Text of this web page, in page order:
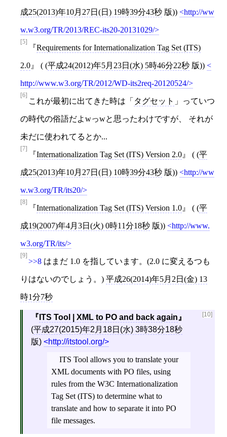
成25(2013)年10月27日(日) 19時39分43秒 版)) http://ww
w.w3.org/TR/2013/REC-its20-20131029/
[5]
Requirements for Internationalization Tag Set (ITS)
2.0 ( (平成24(2012)年5月23日(水) 5時46分22秒 版))
http://www.w3.org/TR/2012/WD-its2req-20120524/
[6]
これが最初に出てきた時は「 タグセット 」っていつ
の時代の俗語だよwっwと思ったわけですが、 それが
未だに使われてるとか...
[7]
Internationalization Tag Set (ITS) Version 2.0 ( (平
成25(2013)年10月27日(日) 10時39分43秒 版)) http://ww
w.w3.org/TR/its20/
[8]
Internationalization Tag Set (ITS) Version 1.0 ( (平
成19(2007)年4月3日(火) 0時11分18秒 版)) http://www.
w3.org/TR/its/
[9]
>>8 はまだ 1.0 を指しています。(2.0 に変えるつも
りはないのでしょう。) 平成26(2014)年5月2日(金) 13
時1分7秒
[10]
ITS Tool | XML to PO and back again
(平成27(2015)年2月18日(水) 3時38分18秒
版)
http://itstool.org/
ITS Tool allows you to translate your
XML documents with PO files, using
rules from the W3C Internationalization
Tag Set (ITS) to determine what to
translate and how to separate it into PO
file messages.